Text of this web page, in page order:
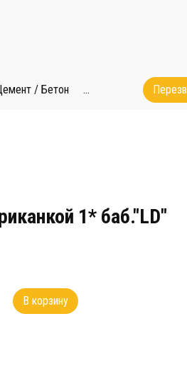
/ Бетон ...
1* баб."LD"
В корзину